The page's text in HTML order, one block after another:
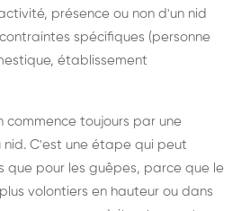
présence ou non d'un nid
spécifiques (personne
établissement
commence toujours par une
nid. C'est une étape qui peut
que pour les guêpes, parce que le
volontiers en hauteur ou dans